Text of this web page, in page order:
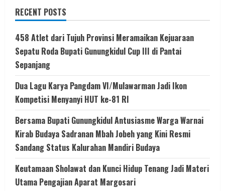
RECENT POSTS
458 Atlet dari Tujuh Provinsi Meramaikan Kejuaraan
Sepatu Roda Bupati Gunungkidul Cup III di Pantai
Sepanjang
Dua Lagu Karya Pangdam VI/Mulawarman Jadi Ikon
Kompetisi Menyanyi HUT ke-81 RI
Bersama Bupati Gunungkidul Antusiasme Warga Warnai
Kirab Budaya Sadranan Mbah Jobeh yang Kini Resmi
Sandang Status Kalurahan Mandiri Budaya
Keutamaan Sholawat dan Kunci Hidup Tenang Jadi Materi
Utama Pengajian Aparat Margosari